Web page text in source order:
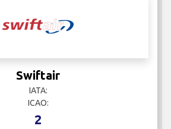
Swiftair
IATA:
ICAO:
2